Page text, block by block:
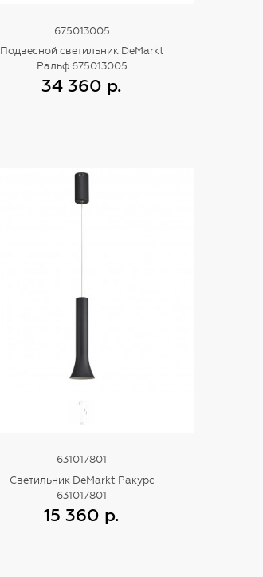
675013005
Подвесной светильник DeMarkt
Ральф 675013005
34 360 р.
631017801
Светильник DeMarkt Ракурс
631017801
15 360 р.